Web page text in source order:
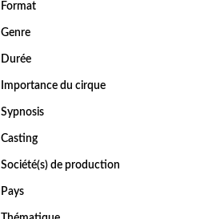
Format
Genre
Durée
Importance du cirque
Sypnosis
Casting
Société(s) de production
Pays